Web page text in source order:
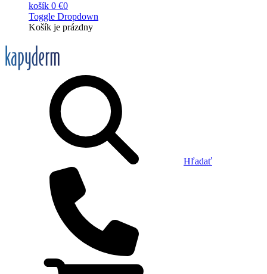
košík 0 €0
Toggle Dropdown
Košík je prázdny
Hľadať